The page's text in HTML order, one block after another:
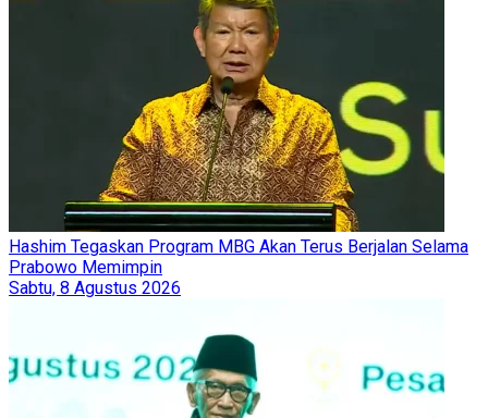
Hashim Tegaskan Program MBG Akan Terus Berjalan Selama
Prabowo Memimpin
Sabtu, 8 Agustus 2026